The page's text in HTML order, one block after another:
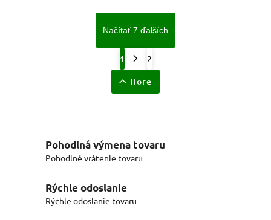
Načítať 7 ďalších
1 2
Hore
Pohodlná výmena tovaru
Pohodlné vrátenie tovaru
Rýchle odoslanie
Rýchle odoslanie tovaru